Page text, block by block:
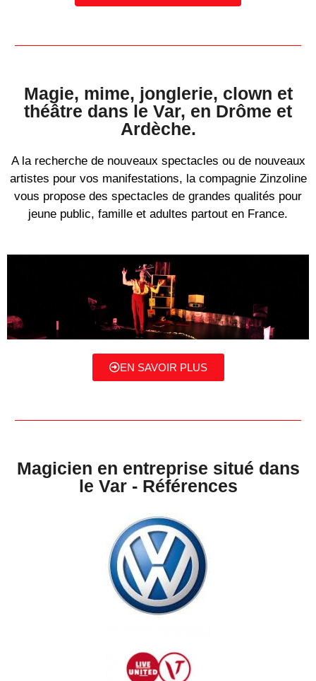
Magie, mime, jonglerie, clown et
théâtre dans le Var, en Drôme et
Ardèche.
A la recherche de nouveaux spectacles ou de nouveaux
artistes pour vos manifestations, la compagnie Zinzoline
vous propose des spectacles de grandes qualités pour
jeune public, famille et adultes partout en France.
EN SAVOIR PLUS
Magicien en entreprise situé dans
le Var - Références